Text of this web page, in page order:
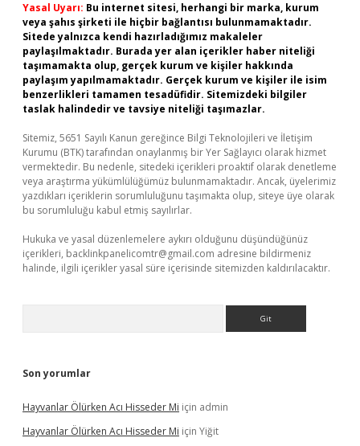
Yasal Uyarı: Bu internet sitesi, herhangi bir marka, kurum
veya şahıs şirketi ile hiçbir bağlantısı bulunmamaktadır.
Sitede yalnızca kendi hazırladığımız makaleler
paylaşılmaktadır. Burada yer alan içerikler haber niteliği
taşımamakta olup, gerçek kurum ve kişiler hakkında
paylaşım yapılmamaktadır. Gerçek kurum ve kişiler ile isim
benzerlikleri tamamen tesadüfidir. Sitemizdeki bilgiler
taslak halindedir ve tavsiye niteliği taşımazlar.
Sitemiz, 5651 Sayılı Kanun gereğince Bilgi Teknolojileri ve İletişim
Kurumu (BTK) tarafından onaylanmış bir Yer Sağlayıcı olarak hizmet
vermektedir. Bu nedenle, sitedeki içerikleri proaktif olarak denetleme
veya araştırma yükümlülüğümüz bulunmamaktadır. Ancak, üyelerimiz
yazdıkları içeriklerin sorumluluğunu taşımakta olup, siteye üye olarak
bu sorumluluğu kabul etmiş sayılırlar.
Hukuka ve yasal düzenlemelere aykırı olduğunu düşündüğünüz
içerikleri, backlinkpanelicomtr@gmail.com adresine bildirmeniz
halinde, ilgili içerikler yasal süre içerisinde sitemizden kaldırılacaktır.
Son yorumlar
Hayvanlar Ölürken Acı Hisseder Mi için admin
Hayvanlar Ölürken Acı Hisseder Mi için Yiğit